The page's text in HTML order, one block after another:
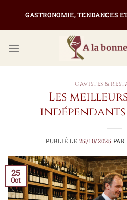
contenu
GASTRONOMIE, TENDANCES
CAVISTES &
Les
PUBLIÉ LE 25/10/2025 PAR
25
Oct